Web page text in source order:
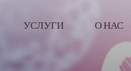
УСЛУГИ О НАС
中文